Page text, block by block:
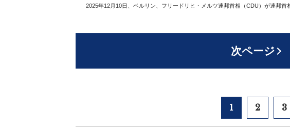
2025年12月10日、ベルリン、フリードリヒ・メルツ連邦首相（CDU）が連邦首
次ページ
1 2 3